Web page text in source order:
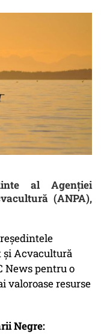
al Agenţiei
(ANPA),
şi Acvacultură
News pentru o
valoroase resurse
Negre: